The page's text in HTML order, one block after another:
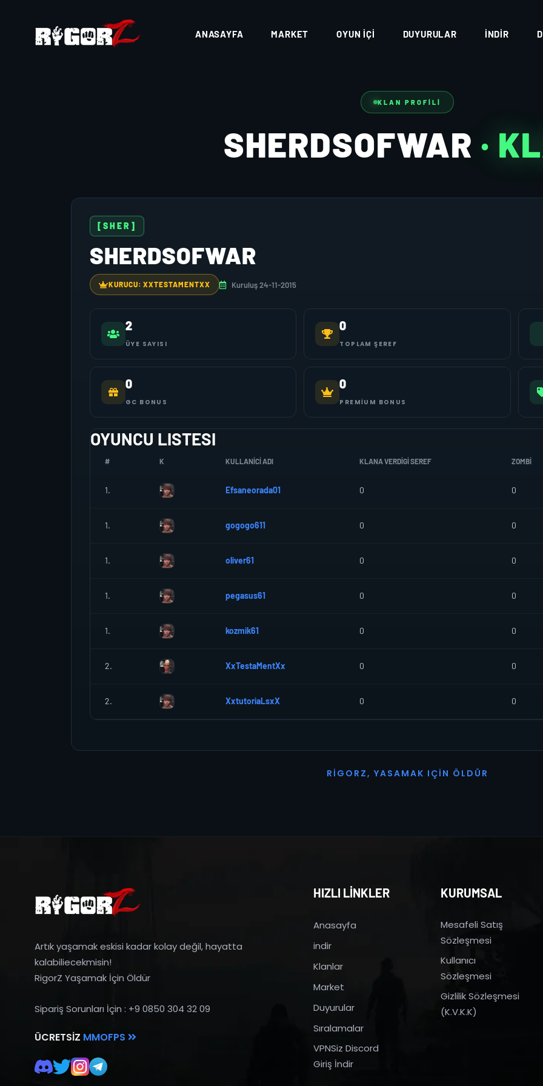
ANASAYFA MARKET OYUN İÇI DUYURULAR İNDIR
KLAN PROFILI
SHERDSOFWAR ·
[SHER]
SHERDSOFWAR
KURUCU: XXTESTAMENTXX Kuruluş 24-11-2015
2
ÜYE SAYISI
0
TOPLAM ŞEREF
0
GC BONUS
0
PREMIUM BONUS
OYUNCU LISTESI
# K KULLANICI ADI KLANA VERDIGI SEREF ZOMBI
1. Efsaneorada01 0 0
1. gogogo611 0 0
1. oliver61 0 0
1. pegasus61 0 0
1. kozmik61 0 0
2. XxTestaMentXx 0 0
2. XxtutoriaLsxX 0 0
R I G O R Z, YASAMAK I ÇI N Ö L D Ü R
Artık yaşamak eskisi kadar kolay değil, hayatta
kalabiliecekmisin!
RigorZ Yaşamak İçin Öldür
Sipariş Sorunları İçin : +9 0850 304 32 09
ÜCRETSIZ MMOFPS
HIZLI LİNKLER
Anasayfa
indir
Klanlar
Market
Duyurular
Sıralamalar
VPNSiz Discord
Giriş İndir
KURUMSAL
Mesafeli Satış
Sözleşmesi
Kullanıcı
Sözleşmesi
Gizlilik Sözleşmesi
(K.V.K.K)